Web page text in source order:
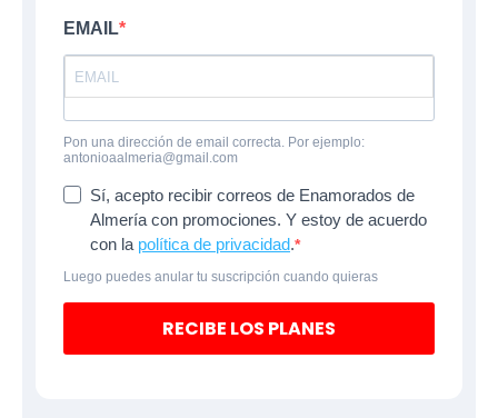
EMAIL
Pon una dirección de email correcta. Por ejemplo:
antonioaalmeria@gmail.com
Sí, acepto recibir correos de Enamorados de
Almería con promociones. Y estoy de acuerdo
con la política de privacidad.
Luego puedes anular tu suscripción cuando quieras
RECIBE LOS PLANES